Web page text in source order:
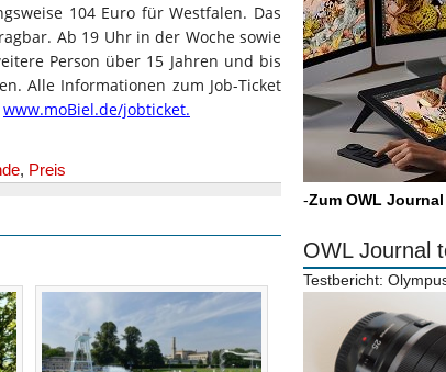
104 Euro für Westfalen. Das
Ab 19 Uhr in der Woche sowie
Person über 15 Jahren und bis
Alle Informationen zum Job-Ticket
www.moBiel.de/jobticket.
, Preis
-Zum OWL
OWL Journal
Testbericht: